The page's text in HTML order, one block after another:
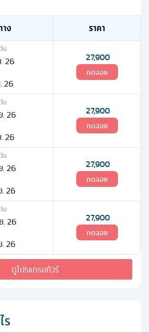
ง ราคา
วัน
26
26
27,900
กดจอง
วัน
26
26
27,900
กดจอง
วัน
26
26
27,900
กดจอง
วัน
. 26
26
27,900
กดจอง
ดูโปรแกรมทัวร์
ร